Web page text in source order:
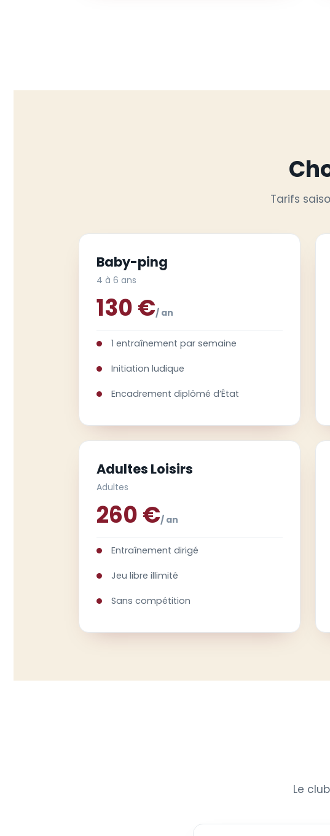
Tarifs
Baby-ping
4 à 6 ans
130 €/ an
1 entraînement par semaine
Initiation ludique
Encadrement diplômé d’État
Adultes Loisirs
Adultes
260 €/ an
Entraînement dirigé
Jeu libre illimité
Sans compétition
Le